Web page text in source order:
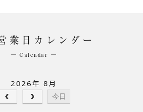
業日カレンダー
─ Calendar ─
2026年 8月
今日